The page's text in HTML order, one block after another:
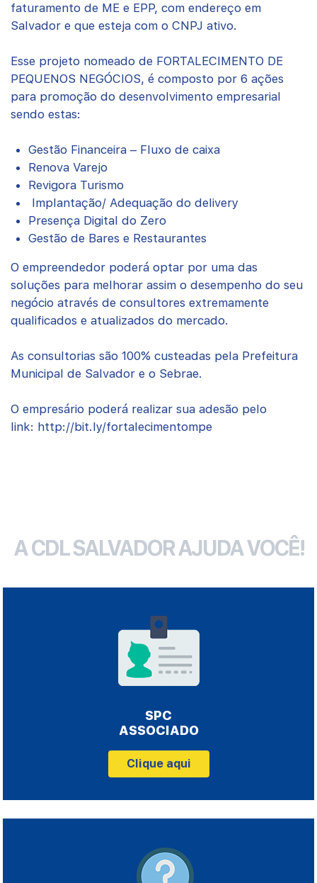
faturamento de ME e EPP, com endereço em
Salvador e que esteja com o CNPJ ativo.
Esse projeto nomeado de FORTALECIMENTO DE
PEQUENOS NEGÓCIOS, é composto por 6 ações
para promoção do desenvolvimento empresarial
sendo estas:
Gestão Financeira – Fluxo de caixa
Renova Varejo
Revigora Turismo
Implantação/ Adequação do delivery
Presença Digital do Zero
Gestão de Bares e Restaurantes
O empreendedor poderá optar por uma das
soluções para melhorar assim o desempenho do seu
negócio através de consultores extremamente
qualificados e atualizados do mercado.
As consultorias são 100% custeadas pela Prefeitura
Municipal de Salvador e o Sebrae.
O empresário poderá realizar sua adesão pelo
link: http://bit.ly/fortalecimentompe
A CDL SALVADOR AJUDA VOCÊ!
SPC
ASSOCIADO
Clique aqui